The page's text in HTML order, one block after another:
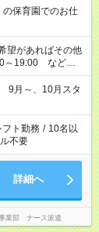
の保育園でのお仕
～19:00 など
て夕飯の準備がし
ご希望があれば教
。 合計で週40時
9月～、10月スタ
フト勤務 / 10名以
不要
詳細へ
業部 ナース派遣